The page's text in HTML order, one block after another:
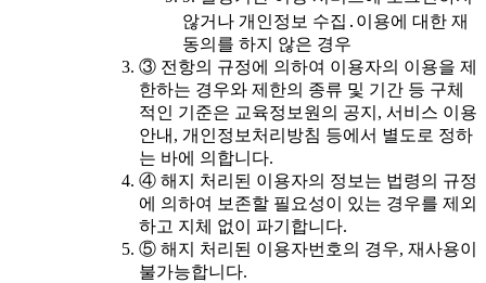
않거나 개인정보 수집․이용에 대한 재
동의를 하지 않은 경우
③ 전항의 규정에 의하여 이용자의 이용을 제
한하는 경우와 제한의 종류 및 기간 등 구체
적인 기준은 교육정보원의 공지, 서비스 이용
안내, 개인정보처리방침 등에서 별도로 정하
는 바에 의합니다.
④ 해지 처리된 이용자의 정보는 법령의 규정
에 의하여 보존할 필요성이 있는 경우를 제외
하고 지체 없이 파기합니다.
⑤ 해지 처리된 이용자번호의 경우, 재사용이
불가능합니다.